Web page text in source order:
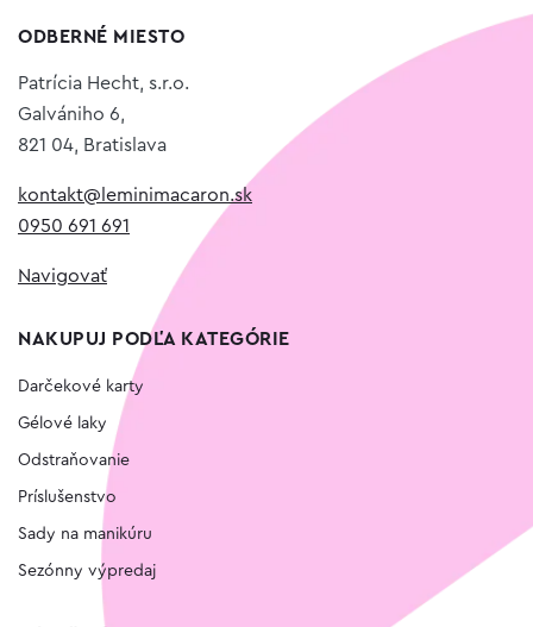
ODBERNÉ MIESTO
Patrícia Hecht, s.r.o.
Galvániho 6,
821 04, Bratislava
kontakt@leminimacaron.sk
0950 691 691
Navigovať
NAKUPUJ PODĽA KATEGÓRIE
Darčekové karty
Gélové laky
Odstraňovanie
Príslušenstvo
Sady na manikúru
Sezónny výpredaj